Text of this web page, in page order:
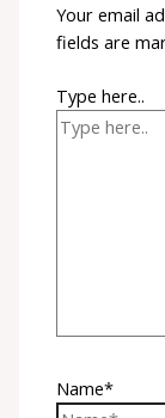
Your email
fields are
Type here..
Name*